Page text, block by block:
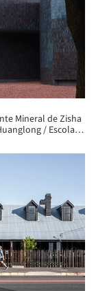
Mineral de Zisha
/ Escola
XÜK